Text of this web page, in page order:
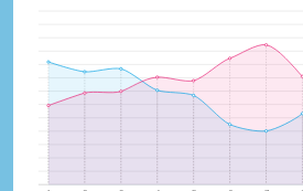
Pristupite ekskluzivnim
dobavljača
Prijava putem